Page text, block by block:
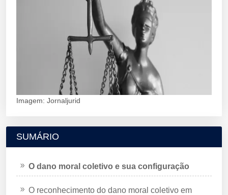
Imagem: Jornaljurid
SUMÁRIO
O dano moral coletivo e sua configuração
O reconhecimento do dano moral coletivo em